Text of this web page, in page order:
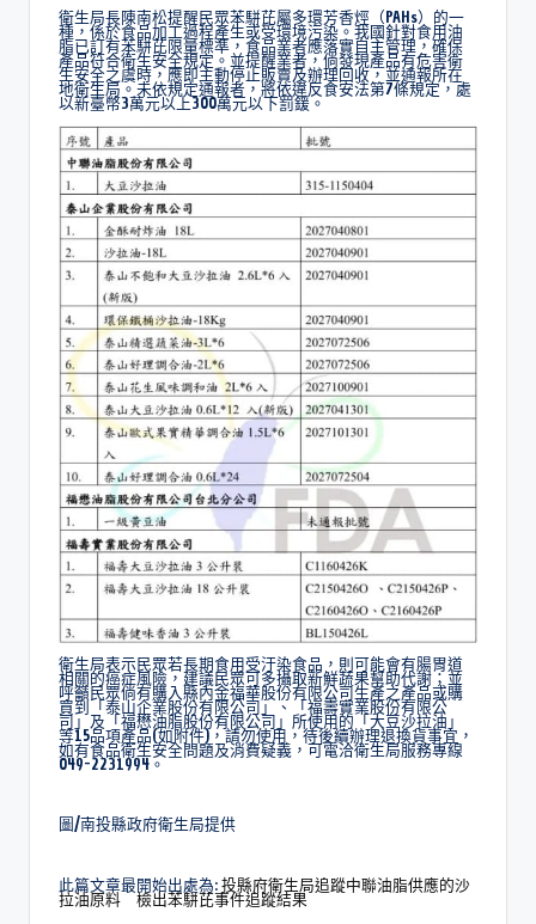
衛生局長陳南松提醒民眾苯駢芘屬多環芳香烴（PAHs）的一
種，係於食品加工過程產生或受環境污染。我國針對食用油
脂已訂有苯駢芘限量標準，食品業者應落實自主管理，確保
產品符合衛生安全規定。並提醒業者，倘發現產品有危害衛
生安全之虞時，應即主動停止販賣及辦理回收，並通報所在
地衛生局。未依規定通報者，將依違反食安法第7條規定，處
以新臺幣3萬元以上300萬元以下罰鍰。
衛生局表示民眾若長期食用受汙染食品，則可能會有腸胃道
相關的癌症風險，建議民眾可多攝取新鮮蔬果幫助代謝；並
呼籲民眾倘有購入縣內金福華股份有限公司生產之產品或購
買到「泰山企業股份有限公司」、「福壽實業股份有限公
司」及「福懋油脂股份有限公司」所使用的「大豆沙拉油」
等15品項產品(如附件)，請勿使用，待後續辦理退換貨事宜，
如有食品衛生安全問題及消費疑義，可電洽衛生局服務專線
049-2231994。
圖/南投縣政府衛生局提供
此篇文章最開始出處為:投縣府衛生局追蹤中聯油脂供應的沙
拉油原料 檢出苯駢芘事件追蹤結果